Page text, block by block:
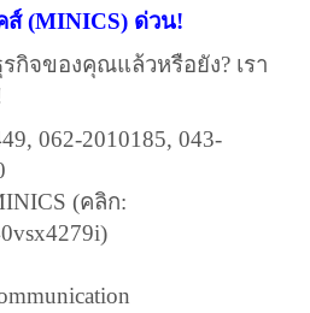
(MINICS) ด่วน!
กิจของคุณแล้วหรือยัง? เรา
062-2010185, 043-
(คลิก:
)